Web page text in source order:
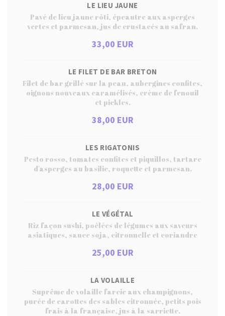
LE LIEU JAUNE
Pavé de lieu jaune rôti, épeautre aux asperges
vertes et parmesan, jus de crustacés au safran.
33,00 EUR
LE FILET DE BAR BRETON
Filet de bar grillé sur la peau, aubergines confites,
oignons nouveaux caramélisés, crème de fenouil
et pickles.
38,00 EUR
LES RIGATONIS
Pesto rosso, tomates confites et piquillos, tartare
d'asperges au basilic, roquette et parmesan.
28,00 EUR
LE VÉGÉTAL
Riz façon sushi, poêlées de légumes aux saveurs
asiatiques, sauce soja, citronnelle et coriandre
25,00 EUR
LA VOLAILLE
Suprême de volaille farcie aux champignons,
purée de carottes des sables citronnée, petits pois
frais à la française, jus à la sarriette.